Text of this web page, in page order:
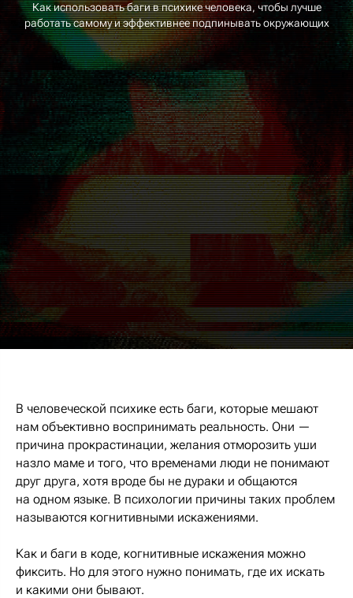
Как использовать баги в психике человека, чтобы лучше
работать самому и эффективнее подпинывать окружающих
В человеческой психике есть баги, которые мешают
нам объективно воспринимать реальность. Они —
причина прокрастинации, желания отморозить уши
назло маме и того, что временами люди не понимают
друг друга, хотя вроде бы не дураки и общаются
на одном языке. В психологии причины таких проблем
называются когнитивными искажениями.
Как и баги в коде, когнитивные искажения можно
фиксить. Но для этого нужно понимать, где их искать
и какими они бывают.